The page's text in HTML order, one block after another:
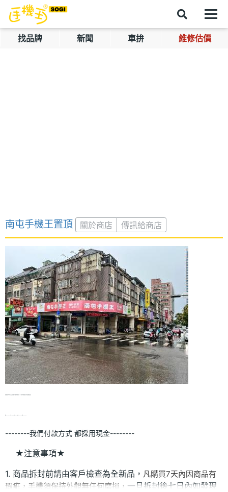
找品牌 新聞 車拚 維修估價
南屯手機王置頂 關於商店 傳訊給商店
--------我們付款方式 都採用現金--------
★注意事項★
1. 商品拆封前請由客戶檢查為全新品， 凡購買7天內因商品有
瑕疵，手機須保持外觀無任何磨損， 一旦拆封後七日內如發現